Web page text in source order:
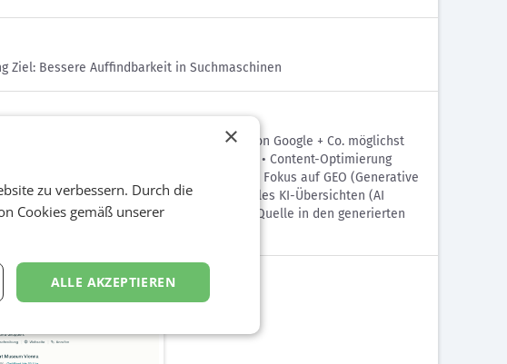
Ziel: Bessere Auffindbarkeit in Suchmaschinen
also unbezahlten Suchergebnissen von Google + Co. möglichst
Optimierung (Ladezeit, Struktur, Mobile) • Content-Optimierung
E‑E-A-T, Brand-Signale) Aktuell auch Fokus auf GEO (Generative
wie ChatGPT, Perplexity oder Googles KI-Übersichten (AI
Time Travel direkt als vertrauenswürdige Quelle in den generierten
×
zu verbessern. Durch die
Cookies gemäß unserer
ALLE AKZEPTIEREN